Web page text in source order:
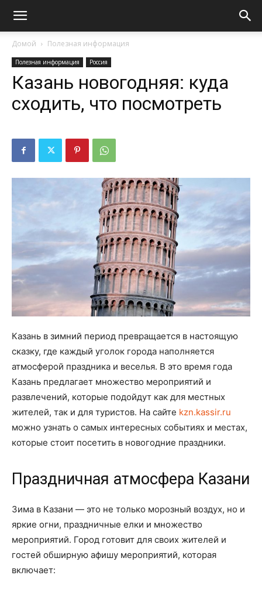
Домой Полезная информация
Полезная информация Россия
Казань новогодняя: куда
сходить, что посмотреть
Казань в зимний период превращается в настоящую
сказку, где каждый уголок города наполняется
атмосферой праздника и веселья. В это время года
Казань предлагает множество мероприятий и
развлечений, которые подойдут как для местных
жителей, так и для туристов. На сайте kzn.kassir.ru
можно узнать о самых интересных событиях и местах,
которые стоит посетить в новогодние праздники.
Праздничная атмосфера Казани
Зима в Казани — это не только морозный воздух, но и
яркие огни, праздничные елки и множество
мероприятий. Город готовит для своих жителей и
гостей обширную афишу мероприятий, которая
включает: